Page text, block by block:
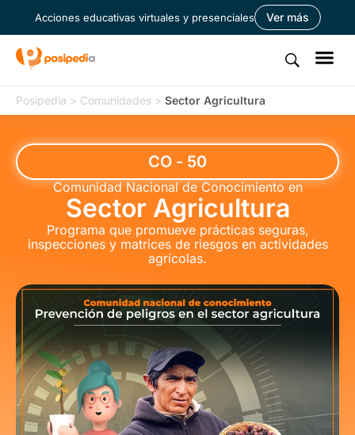
Acciones educativas virtuales y presenciales Ver más
Posipedia > Comunidades > Sector Agricultura
CO - 50
Comunidad Nacional de Conocimiento en
Sector Agricultura
Programa que promueve prácticas seguras,
inspecciones y matrices de riesgos en actividades
agrícolas.